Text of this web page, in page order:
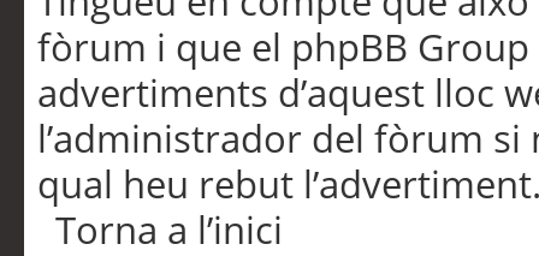
fòrum i que el phpBB
advertiments d’aquest lloc
l’administrador del fòrum
qual heu rebut
Torna a l’inici